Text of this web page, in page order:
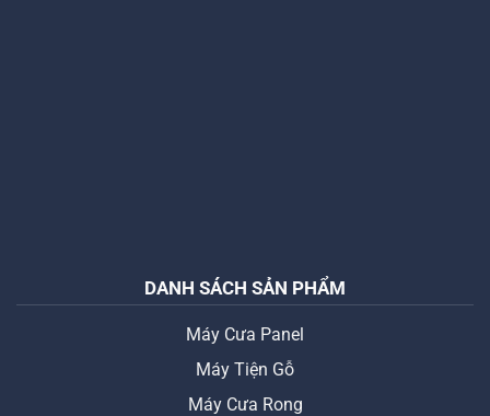
DANH SÁCH SẢN PHẨM
Máy Cưa Panel
Máy Tiện Gỗ
Máy Cưa Rong